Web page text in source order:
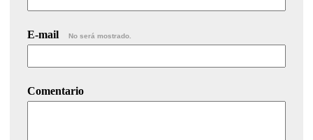
E-mail No será mostrado.
Comentario